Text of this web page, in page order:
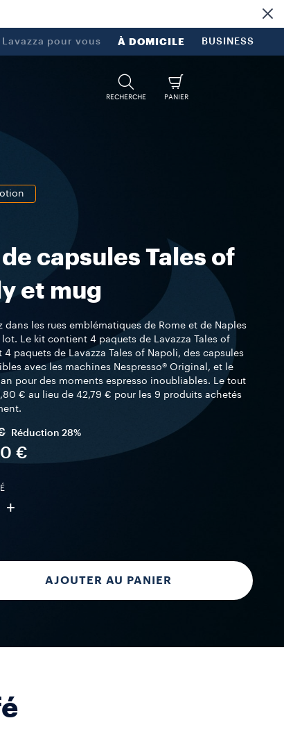
Lavazza pour vous À DOMICILE BUSINESS
RECHERCHE PANIER
de capsules Tales of
et mug
dans les rues emblématiques de Rome et de Naples
lot. Le kit contient 4 paquets de Lavazza Tales of
4 paquets de Lavazza Tales of Napoli, des capsules
avec les machines Nespresso® Original, et le
pour des moments espresso inoubliables. Le tout
€ au lieu de 42,79 € pour les 9 produits achetés
Réduction 28%
€
+
AJOUTER AU PANIER